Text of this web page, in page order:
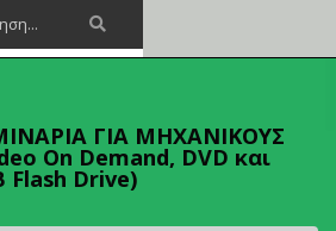
ΓΙΑ ΜΗΧΑΝΙΚΟΥΣ
On Demand, DVD και
Flash Drive)